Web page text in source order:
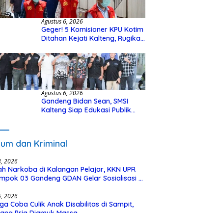
Agustus 6, 2026
Geger! 5 Komisioner KPU Kotim
Ditahan Kejati Kalteng, Rugikan
Hibah Rp40 Miliar
Agustus 6, 2026
Gandeng Bidan Sean, SMSI
Kalteng Siap Edukasi Publik
dan Kriminal
2026
Narkoba di Kalangan Pelajar, KKN UPR
03 Gandeng GDAN Gelar Sosialisasi di
2026
Coba Culik Anak Disabilitas di Sampit,